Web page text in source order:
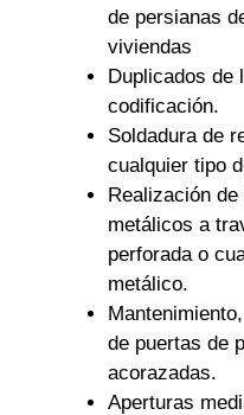
de persianas
viviendas
Duplicados de
codificación.
Soldadura de
cualquier tipo
Realización
metálicos a
perforada o
metálico.
de puertas de
acorazadas.
Aperturas